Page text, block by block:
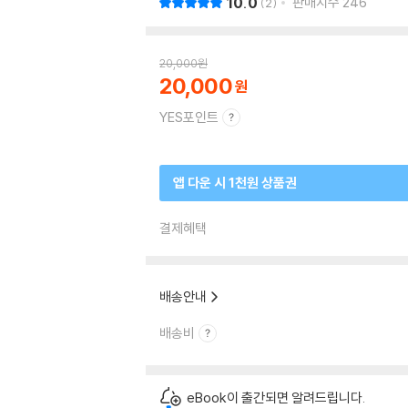
20,000원
20,000
YES포인트
앱 다운 시 1천원 상품권
결제혜택
배송안내
배송비
eBook이 출간되면 알려드립니다.